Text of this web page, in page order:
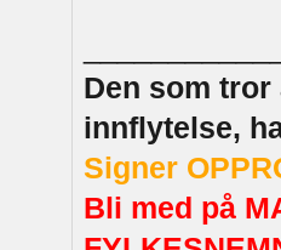
Den som
innflytelse,
Signer
Bli med på